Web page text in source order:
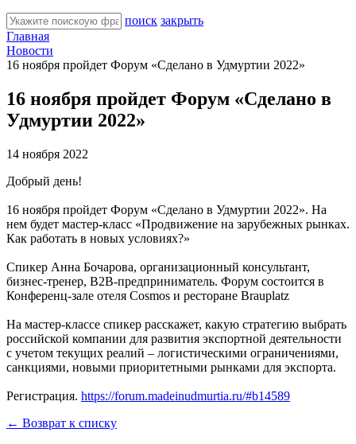
поиск закрыть
Главная
Новости
16 ноября пройдет Форум «Сделано в Удмуртии 2022»
16 ноября пройдет Форум «Сделано в
Удмуртии 2022»
14 ноября 2022
Добрый день!
16 ноября пройдет Форум «Сделано в Удмуртии 2022». На
нем будет мастер-класс «Продвижение на зарубежных рынках.
Как работать в новых условиях?»
Спикер Анна Бочарова, организационный консультант,
бизнес-тренер, B2B-предприниматель. Форум состоится в
Конференц-зале отеля Cosmos и ресторане Brauplatz
На мастер-классе спикер расскажет, какую стратегию выбрать
российской компании для развития экспортной деятельности
с учетом текущих реалий – логистическими ограничениями,
санкциями, новыми приоритетными рынками для экспорта.
Регистрация. https://forum.madeinudmurtia.ru/#b14589
← Возврат к списку